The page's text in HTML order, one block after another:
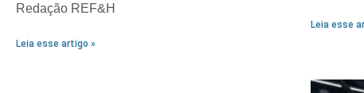
Redação REF&H
Leia esse artigo »
Leia esse